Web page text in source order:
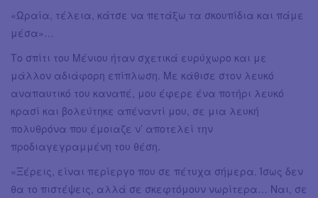
«Ωραία, τέλεια, κάτσε να πετάξω τα σκουπίδια και πάμε
μέσα»…
Το σπίτι του Μένιου ήταν σχετικά ευρύχωρο και με
μάλλον αδιάφορη επίπλωση. Με κάθισε στον λευκό
αναπαυτικό του καναπέ, μου έφερε ένα ποτήρι λευκό
κρασί και βολεύτηκε απέναντί μου, σε μια λευκή
πολυθρόνα που έμοιαζε ν’ αποτελεί την
προδιαγεγραμμένη του θέση.
«Ξέρεις, είναι περίεργο που σε πέτυχα σήμερα. Ίσως δεν
θα το πιστέψεις, αλλά σε σκεφτόμουν νωρίτερα… Ναι, σε